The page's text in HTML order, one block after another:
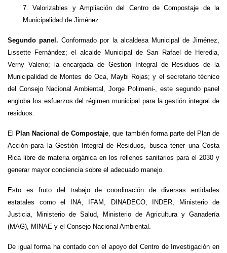
7. Valorizables y Ampliación del Centro de Compostaje de la
Municipalidad de Jiménez.
Segundo panel. Conformado por la alcaldesa Municipal de Jiménez,
Lissette Fernández; el alcalde Municipal de San Rafael de Heredia,
Verny Valerio; la encargada de Gestión Integral de Residuos de la
Municipalidad de Montes de Oca, Maybi Rojas; y el secretario técnico
del Consejo Nacional Ambiental, Jorge Polimeni-, este segundo panel
engloba los esfuerzos del régimen municipal para la gestión integral de
residuos.
El Plan Nacional de Compostaje, que también forma parte del Plan de
Acción para la Gestión Integral de Residuos, busca tener una Costa
Rica libre de materia orgánica en los rellenos sanitarios para el 2030 y
generar mayor conciencia sobre el adecuado manejo.
Esto es fruto del trabajo de coordinación de diversas entidades
estatales como el INA, IFAM, DINADECO, INDER, Ministerio de
Justicia, Ministerio de Salud, Ministerio de Agricultura y Ganadería
(MAG), MINAE y el Consejo Nacional Ambiental.
De igual forma ha contado con el apoyo del Centro de Investigación en